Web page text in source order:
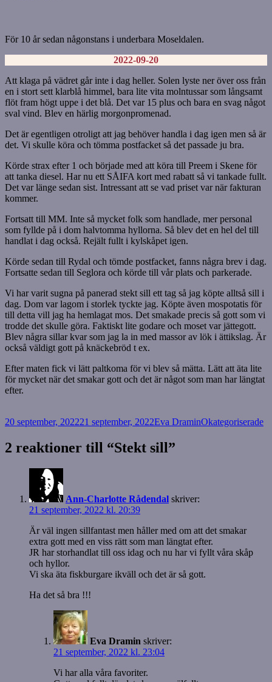
För 10 år sedan någonstans i underbara Moseldalen.
2022-09-20
Att klaga på vädret går inte i dag heller. Solen lyste ner över oss från
en i stort sett klarblå himmel, bara lite vita molntussar som långsamt
flöt fram högt uppe i det blå. Det var 15 plus och bara en svag något
sval vind. Blev en härlig morgonpromenad.
Det är egentligen otroligt att jag behöver handla i dag igen men så är
det. Vi skulle köra och tömma postfacket så det passade ju bra.
Körde strax efter 1 och började med att köra till Preem i Skene för
att tanka diesel. Har nu ett SÅIFA kort med rabatt så vi tankade fullt.
Det var länge sedan sist. Intressant att se vad priset var när fakturan
kommer.
Fortsatt till MM. Inte så mycket folk som handlade, mer personal
som fyllde på i dom halvtomma hyllorna. Så blev det en hel del till
handlat i dag också. Rejält fullt i kylskåpet igen.
Körde sedan till Rydal och tömde postfacket, fanns några brev i dag.
Fortsatte sedan till Seglora och körde till vår plats och parkerade.
Vi har varit sugna på panerad stekt sill ett tag så jag köpte alltså sill i
dag. Dom var lagom i storlek tyckte jag. Köpte även mospotatis för
till detta vill jag ha hemlagat mos. Det smakade precis så gott som vi
trodde det skulle göra. Faktiskt lite godare och moset var jättegott.
Blev några sillar kvar som jag la in med massor av lök i ättikslag. Är
också väldigt gott på knäckebröd t ex.
Efter maten fick vi lätt paltkoma för vi blev så mätta. Lätt att äta lite
för mycket när det smakar gott och det är något som man har längtat
efter.
Postat
20 september, 202221 september, 2022Författare
Eva DraminKategorier
Okategoriserade
2 reaktioner till “Stekt sill”
Ann-Charlotte Rådendal skriver:
21 september, 2022 kl. 20:39
Är väl ingen sillfantast men håller med om att det smakar
extra gott med en viss rätt som man längtat efter.
JR har storhandlat till oss idag och nu har vi fyllt våra skåp
och hyllor.
Vi ska äta fiskburgare ikväll och det är så gott.
Ha det så bra !!!
Eva Dramin skriver:
21 september, 2022 kl. 23:04
Vi har alla våra favoriter.